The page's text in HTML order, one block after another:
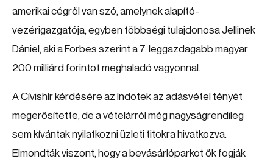
amerikai cégről van szó, amelynek alapító-
vezérigazgatója, egyben többségi tulajdonosa Jellinek
Dániel, aki a Forbes szerint a 7. leggazdagabb magyar
200 milliárd forintot meghaladó vagyonnal.
A Cívishír kérdésére az Indotek az adásvétel tényét
megerősítette, de a vételárról még nagyságrendileg
sem kívántak nyilatkozni üzleti titokra hivatkozva.
Elmondták viszont, hogy a bevásárlóparkot ők fogják